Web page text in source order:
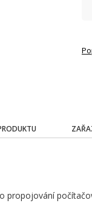
propojování